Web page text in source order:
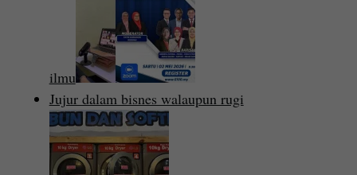
ilmu
Jujur dalam bisnes walaupun rugi